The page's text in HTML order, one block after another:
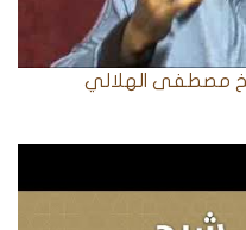
مصطفى الهلالي